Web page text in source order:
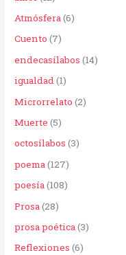
o
r
:
Atmósfera(6)
Cuento (7)
endecasílabos (14)
igualdad(1)
Microrrelato (2)
Muerte (5)
octosílabos (3)
poema(127)
poesía(108)
Prosa(28)
prosa poética(3)
Reflexiones (6)